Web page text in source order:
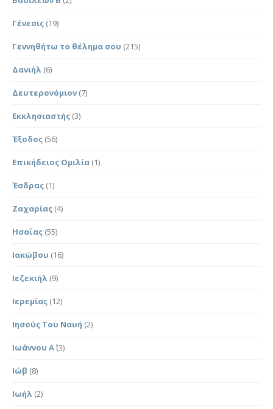
Γένεσις (19)
Γεννηθήτω το θέλημα σου (215)
Δανιήλ (6)
Δευτερονόμιον (7)
Εκκλησιαστής (3)
Έξοδος (56)
Επικήδειος Ομιλία (1)
Έσδρας (1)
Ζαχαρίας (4)
Ησαΐας (55)
Ιακώβου (16)
Ιεζεκιήλ (9)
Ιερεμίας (12)
Ιησούς Του Ναυή (2)
Ιωάννου Α΄(3)
Ιώβ (8)
Ιωήλ (2)